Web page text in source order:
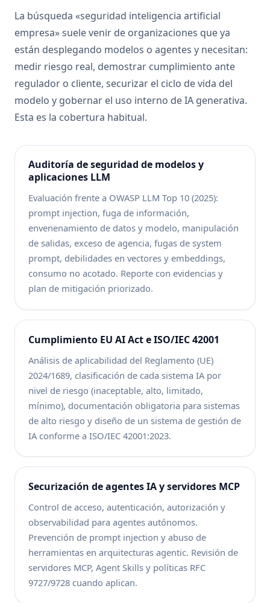
La búsqueda «seguridad inteligencia artificial
empresa» suele venir de organizaciones que ya
están desplegando modelos o agentes y necesitan:
medir riesgo real, demostrar cumplimiento ante
regulador o cliente, securizar el ciclo de vida del
modelo y gobernar el uso interno de IA generativa.
Esta es la cobertura habitual.
Auditoría de seguridad de modelos y
aplicaciones LLM
Evaluación frente a OWASP LLM Top 10 (2025):
prompt injection, fuga de información,
envenenamiento de datos y modelo, manipulación
de salidas, exceso de agencia, fugas de system
prompt, debilidades en vectores y embeddings,
consumo no acotado. Reporte con evidencias y
plan de mitigación priorizado.
Cumplimiento EU AI Act e ISO/IEC 42001
Análisis de aplicabilidad del Reglamento (UE)
2024/1689, clasificación de cada sistema IA por
nivel de riesgo (inaceptable, alto, limitado,
mínimo), documentación obligatoria para sistemas
de alto riesgo y diseño de un sistema de gestión de
IA conforme a ISO/IEC 42001:2023.
Securización de agentes IA y servidores MCP
Control de acceso, autenticación, autorización y
observabilidad para agentes autónomos.
Prevención de prompt injection y abuso de
herramientas en arquitecturas agentic. Revisión de
servidores MCP, Agent Skills y políticas RFC
9727/9728 cuando aplican.